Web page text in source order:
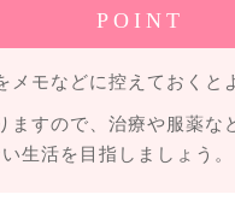
POINT
モなどに控えておくと
ますので、治療や服薬な
生活を目指しましょう。